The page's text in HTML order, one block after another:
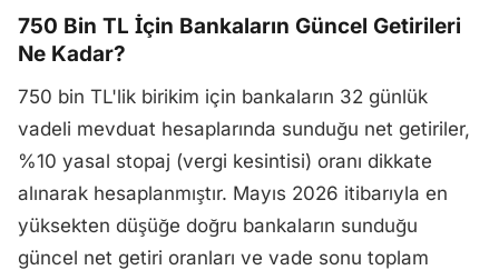
750 Bin TL İçin Bankaların Güncel Getirileri
Ne Kadar?
750 bin TL'lik birikim için bankaların 32 günlük
vadeli mevduat hesaplarında sunduğu net getiriler,
%10 yasal stopaj (vergi kesintisi) oranı dikkate
alınarak hesaplanmıştır. Mayıs 2026 itibarıyla en
yüksekten düşüğe doğru bankaların sunduğu
güncel net getiri oranları ve vade sonu toplam